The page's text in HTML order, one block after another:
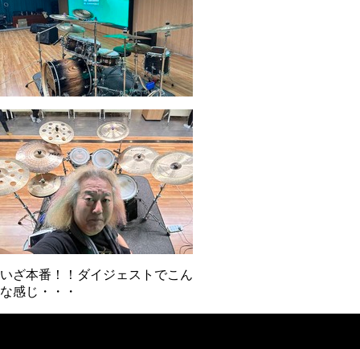
いざ本番！！ダイジェストでこん
な感じ・・・